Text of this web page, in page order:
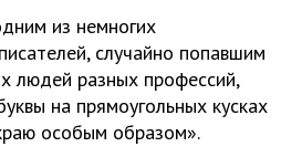
из немногих
случайно попавшим
людей разных профессий,
на прямоугольных кусках
особым образом».